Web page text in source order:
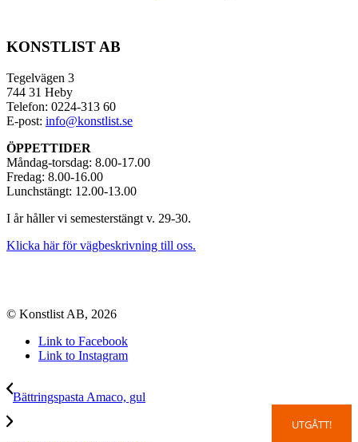
KONSTLIST AB
Tegelvägen 3
744 31 Heby
Telefon: 0224-313 60
E-post: info@konstlist.se
ÖPPETTIDER
Måndag-torsdag: 8.00-17.00
Fredag: 8.00-16.00
Lunchstängt: 12.00-13.00
I år håller vi semesterstängt v. 29-30.
Klicka här för vägbeskrivning till oss.
© Konstlist AB, 2026
Link to Facebook
Link to Instagram
Bättringspasta Amaco, gul
UTGÅTT!